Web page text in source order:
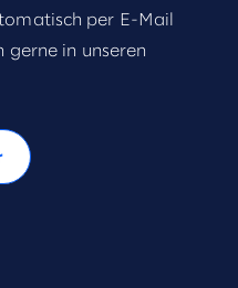
per E-Mail
gerne in unseren